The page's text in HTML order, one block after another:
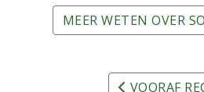
MEER WETEN OVER
VOORAF